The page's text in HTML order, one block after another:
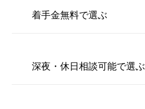
着手金無料で選ぶ
深夜・休日相談可能で選ぶ